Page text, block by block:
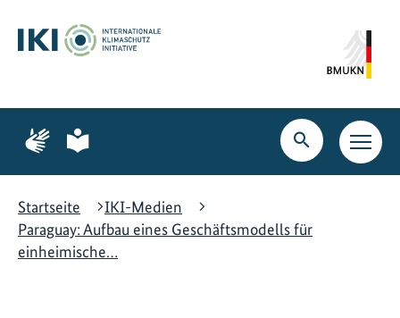
Hauptinhalt
springen
Suche
springen
Hauptnavigation
springen
Zur
Seite
Gebärdensprache
Zur
Seite
leichte
Suche
öffnen
Startseite
IKI-Medien
Paraguay: Aufbau eines Geschäftsmodells für
einheimische…